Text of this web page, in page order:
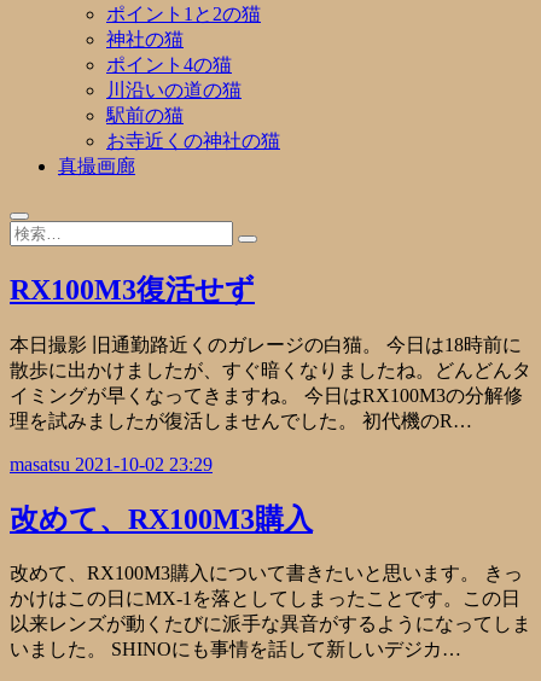
ポイント1と2の猫
神社の猫
ポイント4の猫
川沿いの道の猫
駅前の猫
お寺近くの神社の猫
真撮画廊
RX100M3復活せず
本日撮影 旧通勤路近くのガレージの白猫。 今日は18時前に
散歩に出かけましたが、すぐ暗くなりましたね。どんどんタ
イミングが早くなってきますね。 今日はRX100M3の分解修
理を試みましたが復活しませんでした。 初代機のR…
masatsu 2021-10-02 23:29
改めて、RX100M3購入
改めて、RX100M3購入について書きたいと思います。 きっ
かけはこの日にMX-1を落としてしまったことです。この日
以来レンズが動くたびに派手な異音がするようになってしま
いました。 SHINOにも事情を話して新しいデジカ…